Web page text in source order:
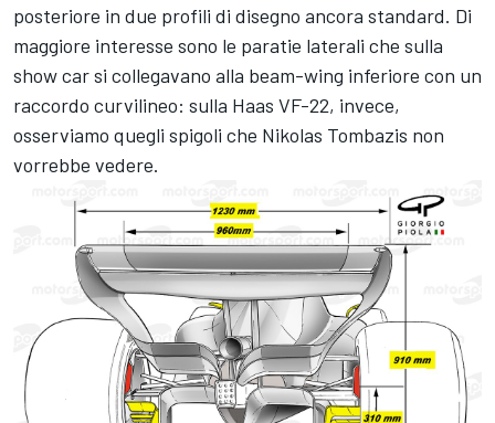
posteriore in due profili di disegno ancora standard. Di
maggiore interesse sono le paratie laterali che sulla
show car si collegavano alla beam-wing inferiore con un
raccordo curvilineo: sulla Haas VF-22, invece,
osserviamo quegli spigoli che Nikolas Tombazis non
vorrebbe vedere.